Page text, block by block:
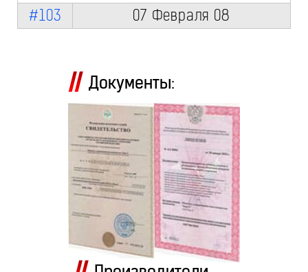
#103
07 Февраля 08
Документы: